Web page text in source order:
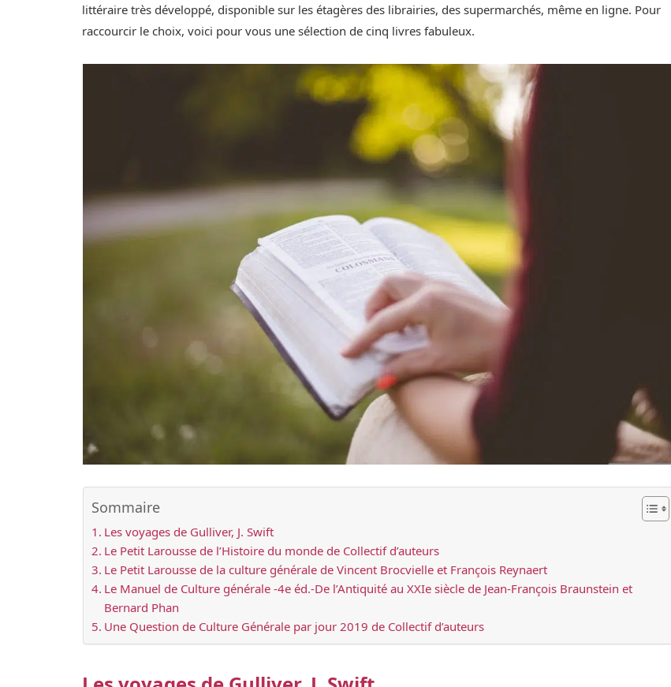
littéraire très développé, disponible sur les étagères des librairies, des supermarchés, même en ligne. Pour
raccourcir le choix, voici pour vous une sélection de cinq livres fabuleux.
Sommaire
Les voyages de Gulliver, J. Swift
Le Petit Larousse de l’Histoire du monde de Collectif d’auteurs
Le Petit Larousse de la culture générale de Vincent Brocvielle et François Reynaert
Le Manuel de Culture générale -4e éd.-De l’Antiquité au XXIe siècle de Jean-François Braunstein et
Bernard Phan
Une Question de Culture Générale par jour 2019 de Collectif d’auteurs